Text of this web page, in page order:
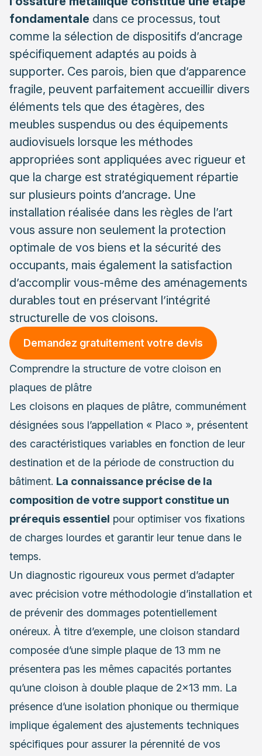
fondamentale dans ce processus, tout
comme la sélection de dispositifs d’ancrage
spécifiquement adaptés au poids à
supporter. Ces parois, bien que d’apparence
fragile, peuvent parfaitement accueillir divers
éléments tels que des étagères, des
meubles suspendus ou des équipements
audiovisuels lorsque les méthodes
appropriées sont appliquées avec rigueur et
que la charge est stratégiquement répartie
sur plusieurs points d’ancrage. Une
installation réalisée dans les règles de l’art
vous assure non seulement la protection
optimale de vos biens et la sécurité des
occupants, mais également la satisfaction
d’accomplir vous-même des aménagements
durables tout en préservant l’intégrité
structurelle de vos cloisons.
Demandez gratuitement votre devis
Comprendre la structure de votre cloison en
plaques de plâtre
Les cloisons en plaques de plâtre, communément
désignées sous l’appellation « Placo », présentent
des caractéristiques variables en fonction de leur
destination et de la période de construction du
bâtiment. La connaissance précise de la
composition de votre support constitue un
prérequis essentiel pour optimiser vos fixations
de charges lourdes et garantir leur tenue dans le
temps.
Un diagnostic rigoureux vous permet d’adapter
avec précision votre méthodologie d’installation et
de prévenir des dommages potentiellement
onéreux. À titre d’exemple, une cloison standard
composée d’une simple plaque de 13 mm ne
présentera pas les mêmes capacités portantes
qu’une cloison à double plaque de 2×13 mm. La
présence d’une isolation phonique ou thermique
implique également des ajustements techniques
spécifiques pour assurer la pérennité de vos
fixation
Applications pratiques: du cadre à la bibliothèque
chargée
Les conseils d’experts pour des installations durables
Techniques professionnelles pour renforcer une
cloison existante
Quand faire appel à un professionnel qualifié?